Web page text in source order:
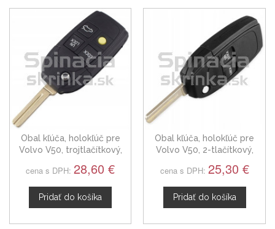
Obal kľúča, holokľúč pre
Volvo V50, trojtlačítkový,
cena s DPH: 28,60 €
Pridať do košíka
Obal kľúča, holokľúč pre
Volvo V50, 2-tlačítkový,
cena s DPH: 25,30 €
Pridať do košíka